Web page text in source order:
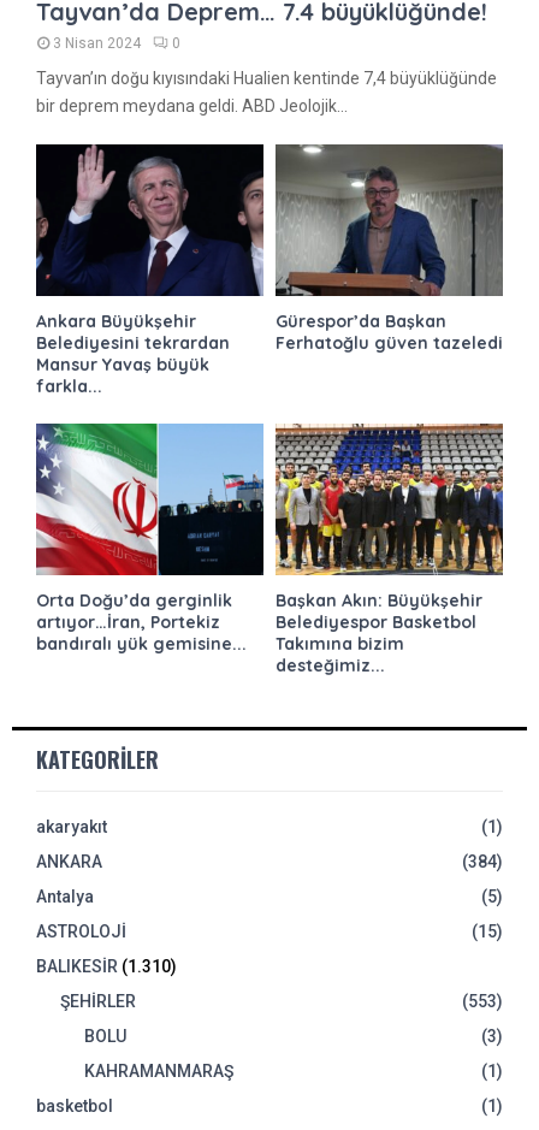
Tayvan’da Deprem… 7.4 büyüklüğünde!
3 Nisan 2024 0
Tayvan’ın doğu kıyısındaki Hualien kentinde 7,4 büyüklüğünde
bir deprem meydana geldi. ABD Jeolojik...
Ankara Büyükşehir
Belediyesini tekrardan
Mansur Yavaş büyük
farkla...
Gürespor’da Başkan
Ferhatoğlu güven tazeledi
Orta Doğu’da gerginlik
artıyor…İran, Portekiz
bandıralı yük gemisine...
Başkan Akın: Büyükşehir
Belediyespor Basketbol
Takımına bizim
desteğimiz...
KATEGORILER
akaryakıt
(1)
ANKARA
(384)
Antalya
(5)
ASTROLOJİ
(15)
BALIKESİR (1.310)
ŞEHİRLER
(553)
BOLU
(3)
KAHRAMANMARAŞ
(1)
basketbol
(1)